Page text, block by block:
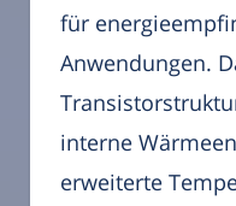
für
Anwendungen.
interne
erweiterte